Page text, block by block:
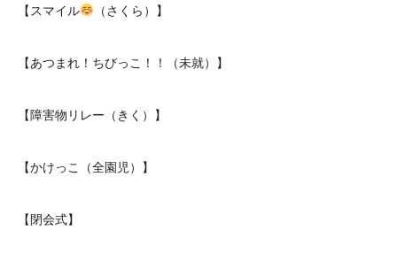
【スマイル （さくら）】
【あつまれ！ちびっこ！！（未就）】
【障害物リレー（きく）】
【かけっこ（全園児）】
【閉会式】